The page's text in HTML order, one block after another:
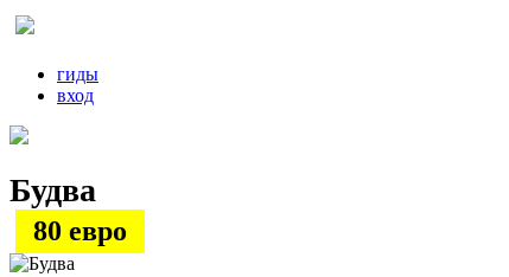
гиды
вход
Будва
80 евро